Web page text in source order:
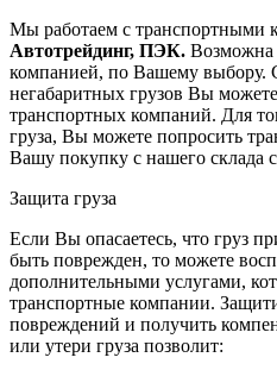
Мы работаем с транспортными
Автотрейдинг, ПЭК. Возможна
компанией, по Вашему выбору.
негабаритных грузов Вы
транспортных компаний. Для
груза, Вы можете попросить
Вашу покупку с нашего склада
Защита груза
Если Вы опасаетесь, что груз
быть поврежден, то можете
дополнительными услугами,
транспортные компании.
повреждений и получить
или утери груза позволит: